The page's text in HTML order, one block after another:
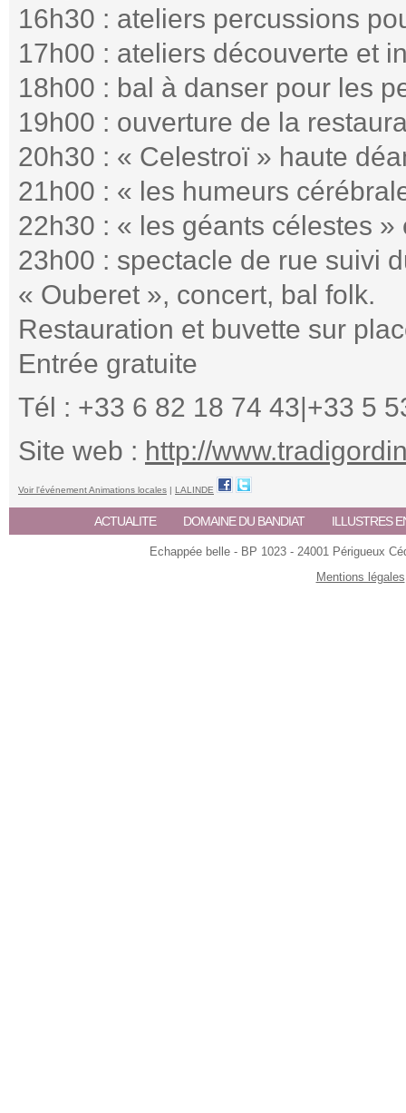
16h30 : ateliers percussions
17h00 : ateliers découverte et
18h00 : bal à danser pour les
19h00 : ouverture de la
20h30 : « Celestroï » haute
21h00 : « les humeurs
22h30 : « les géants célestes
23h00 : spectacle de rue suivi
« Ouberet », concert, bal folk.
Restauration et buvette sur
Entrée gratuite
Tél : +33 6 82 18 74 43|+33 5
Site web : http://
Voir l'événement Animations locales | LALINDE
ACTUALITE DOMAINE DU BANDIAT ILLUSTRES
Echappée belle - BP 1023 - 24001 Périgueux
Mentions légales